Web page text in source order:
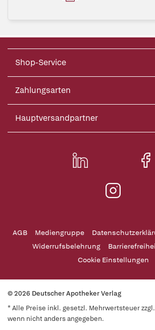
Shop-Service
Zahlungsarten
Hauptversandpartner
AGB Mediengruppe
Widerrufsbelehrung
Cookie Einstellungen
© 2026 Deutscher Apotheker Verlag
* Alle Preise inkl. gesetzl. Mehrwertsteuer
wenn nicht anders angegeben.